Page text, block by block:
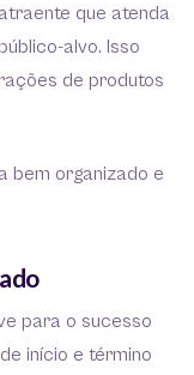
que atenda
alvo. Isso
de produtos
bem organizado e
para o sucesso
início e término